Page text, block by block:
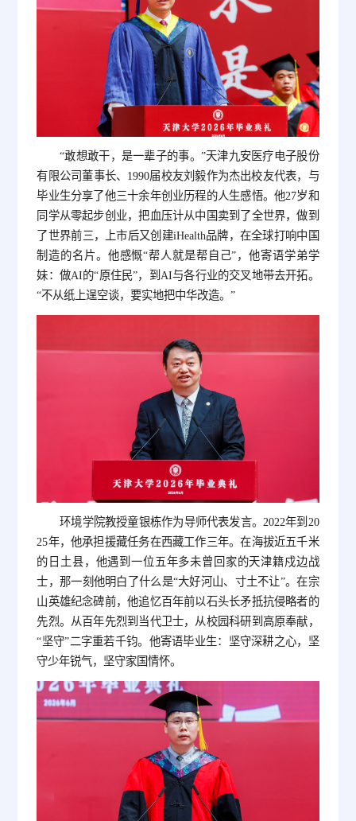
“敢想敢干，是一辈子的事。”天津九安医疗电子股份
有限公司董事长、1990届校友刘毅作为杰出校友代表，与
毕业生分享了他三十余年创业历程的人生感悟。他27岁和
同学从零起步创业，把血压计从中国卖到了全世界，做到
了世界前三，上市后又创建iHealth品牌，在全球打响中国
制造的名片。他感慨“帮人就是帮自己”，他寄语学弟学
妹：做AI的“原住民”，到AI与各行业的交叉地带去开拓。
“不从纸上逞空谈，要实地把中华改造。”
环境学院教授童银栋作为导师代表发言。2022年到20
25年，他承担援藏任务在西藏工作三年。在海拔近五千米
的日土县，他遇到一位五年多未曾回家的天津籍戍边战
士，那一刻他明白了什么是“大好河山、寸土不让”。在宗
山英雄纪念碑前，他追忆百年前以石头长矛抵抗侵略者的
先烈。从百年先烈到当代卫士，从校园科研到高原奉献，
“坚守”二字重若千钧。他寄语毕业生：坚守深耕之心，坚
守少年锐气，坚守家国情怀。